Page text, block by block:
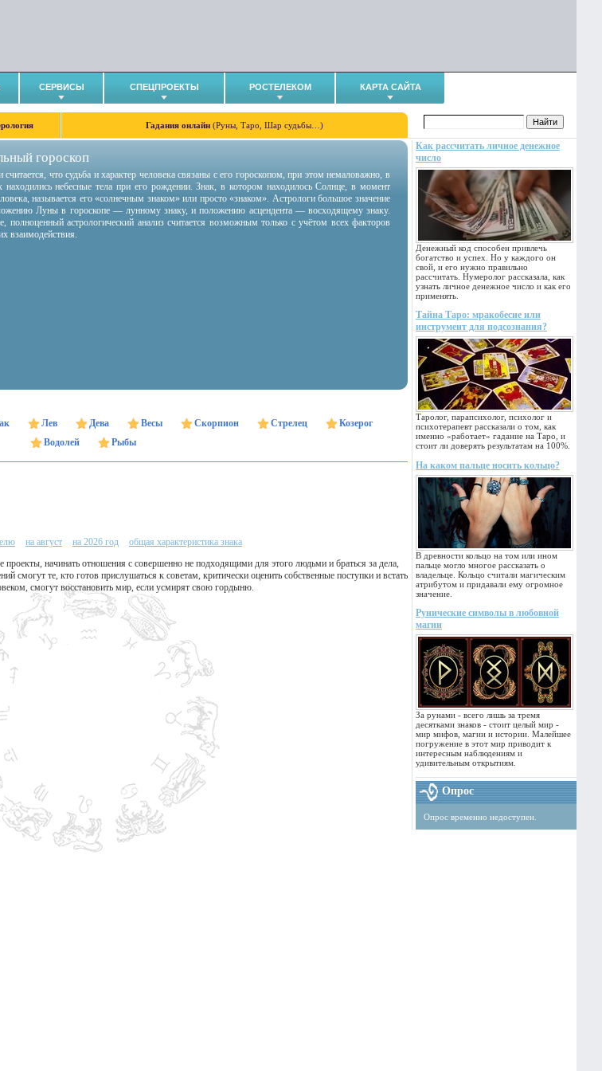
СЕРВИСЫ СПЕЦПРОЕКТЫ РОСТЕЛЕКОМ КАРТА САЙТА
Гадания онлайн (Руны, Таро, Шар судьбы…)
Как рассчитать личное денежное
число
Денежный код способен привлечь
богатство и успех. Но у каждого он
свой, и его нужно правильно
рассчитать. Нумеролог рассказала, как
узнать личное денежное число и как его
применять.
Тайна Таро: мракобесие или
инструмент для подсознания?
Таролог, парапсихолог, психолог и
психотерапевт рассказали о том, как
именно «работает» гадание на Таро, и
стоит ли доверять результатам на 100%.
На каком пальце носить кольцо?
В древности кольцо на том или ином
пальце могло многое рассказать о
владельце. Кольцо считали магическим
атрибутом и придавали ему огромное
значение.
Рунические символы в любовной
магии
За рунами - всего лишь за тремя
десятками знаков - стоит целый мир -
мир мифов, магии и истории. Малейшее
погружение в этот мир приводит к
интересным наблюдениям и
удивительным открытиям.
Опрос
Опрос временно недоступен.
гороскоп
считается, что судьба и характер человека связаны с его гороскопом, при этом немаловажно, в
находились небесные тела при его рождении. Знак, в котором находилось Солнце, в момент
называется его «солнечным знаком» или просто «знаком». Астрологи большое значение
Луны в гороскопе — лунному знаку, и положению асцендента — восходящему знаку.
полноценный астрологический анализ считается возможным только с учётом всех факторов
взаимодействия.
Лев Дева Весы Скорпион Стрелец
Козерог
Водолей
Рыбы
на август на 2026 год
общая характеристика знака
начинать отношения с совершенно не подходящими для этого людьми и браться за дела,
смогут те, кто готов прислушаться к советам, критически оценить собственные поступки и встать
смогут восстановить мир, если усмирят свою гордыню.